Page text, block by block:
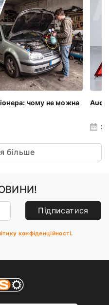
чому не можна
Audi
більше
Підписатися
конфіденційності.